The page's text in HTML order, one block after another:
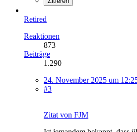
Retired
Reaktionen
873
Beiträge
1.290
24. November 2025 um
#3
Zitat von FJM